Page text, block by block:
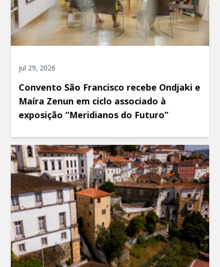
jul 29, 2026
Convento São Francisco recebe Ondjaki e
Maíra Zenun em ciclo associado à
exposição “Meridianos do Futuro”